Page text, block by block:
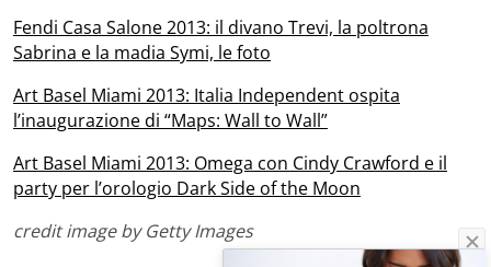
Fendi Casa Salone 2013: il divano Trevi, la poltrona
Sabrina e la madia Symi, le foto
Art Basel Miami 2013: Italia Independent ospita
l’inaugurazione di “Maps: Wall to Wall”
Art Basel Miami 2013: Omega con Cindy Crawford e il
party per l’orologio Dark Side of the Moon
credit image by Getty Images